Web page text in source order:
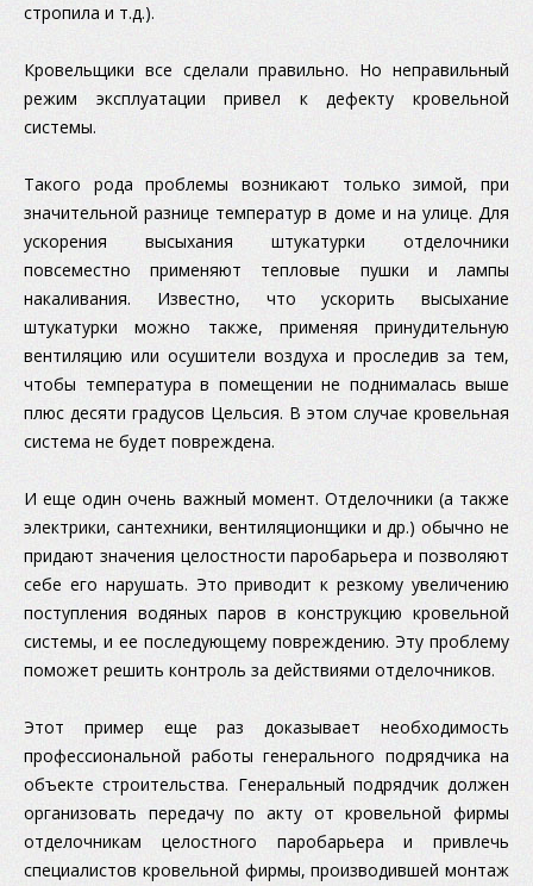
стропила и т.д.).
Кровельщики все сделали правильно. Но неправильный
режим эксплуатации привел к дефекту кровельной
системы.
Такого рода проблемы возникают только зимой, при
значительной разнице температур в доме и на улице. Для
ускорения высыхания штукатурки отделочники
повсеместно применяют тепловые пушки и лампы
накаливания. Известно, что ускорить высыхание
штукатурки можно также, применяя принудительную
вентиляцию или осушители воздуха и проследив за тем,
чтобы температура в помещении не поднималась выше
плюс десяти градусов Цельсия. В этом случае кровельная
система не будет повреждена.
И еще один очень важный момент. Отделочники (а также
электрики, сантехники, вентиляционщики и др.) обычно не
придают значения целостности паробарьера и позволяют
себе его нарушать. Это приводит к резкому увеличению
поступления водяных паров в конструкцию кровельной
системы, и ее последующему повреждению. Эту проблему
поможет решить контроль за действиями отделочников.
Этот пример еще раз доказывает необходимость
профессиональной работы генерального подрядчика на
объекте строительства. Генеральный подрядчик должен
организовать передачу по акту от кровельной фирмы
отделочникам целостного паробарьера и привлечь
специалистов кровельной фирмы, производившей монтаж